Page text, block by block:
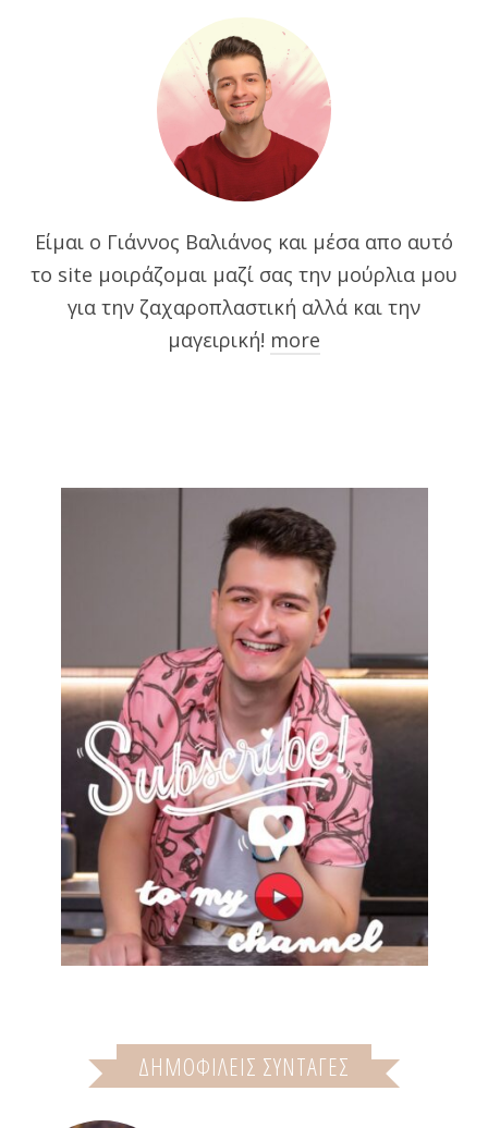
Είμαι ο Γιάννος Βαλιάνος και μέσα απο αυτό
το site μοιράζομαι μαζί σας την μούρλια μου
για την ζαχαροπλαστική αλλά και την
μαγειρική! more
ΔΗΜΟΦΙΛΕΙΣ ΣΥΝΤΑΓΕΣ